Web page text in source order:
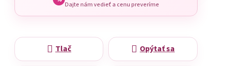
Dajte nám vedieť a cenu preveríme
Tlač Opýtať sa